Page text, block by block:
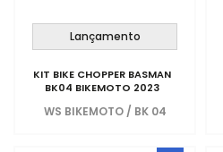
Lançamento
KIT BIKE CHOPPER BASMAN
BK04 BIKEMOTO 2023
WS BIKEMOTO / BK 04